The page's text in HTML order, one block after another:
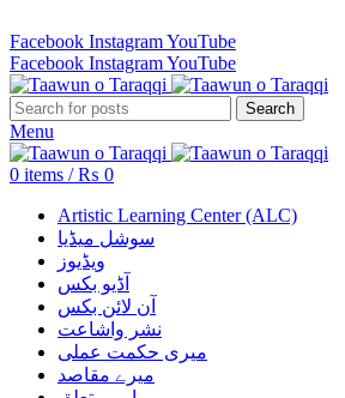
Facebook InstagramYouTube
Facebook InstagramYouTube
Search
Menu
0 items / ₨ 0
Artistic Learning Center (ALC)
سوشل میڈیا
ویڈیوز
آڈیو بکس
آن لائن بکس
نشر واشاعت
میری حکمت عملی
میرے مقاصد